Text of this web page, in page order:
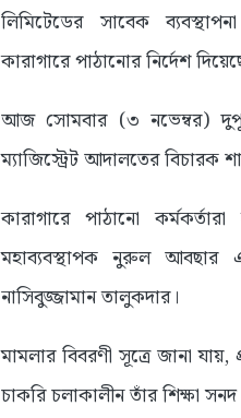
লিমিটেডের সাবেক
কারাগারে পাঠানোর নির্দেশ
আজ সোমবার (৩ নভেম্বর)
ম্যাজিস্ট্রেট আদালতের বিচারক
কারাগারে পাঠানো
মহাব্যবস্থাপক নুরুল আবছার
নাসিবুজ্জামান তালুকদার।
মামলার বিবরণী সূত্রে জানা
চাকরি চলাকালীন তাঁর শিক্ষা